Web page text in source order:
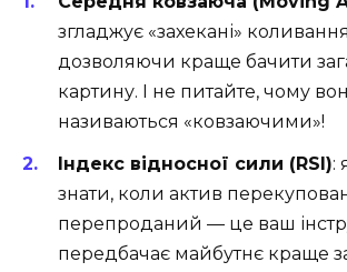
згладжує «захекані»
дозволяючи краще бачити
картину. І не питайте, чому
називаються «ковзаючими»!
Індекс відносної сили (RSI):
знати, коли актив
перепроданий — це ваш
передбачає майбутнє краще